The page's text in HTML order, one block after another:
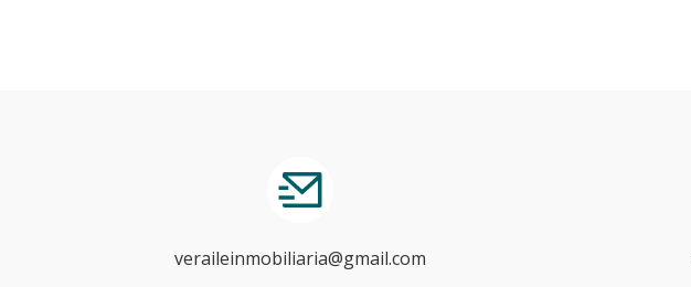
veraileinmobiliaria@gmail.com